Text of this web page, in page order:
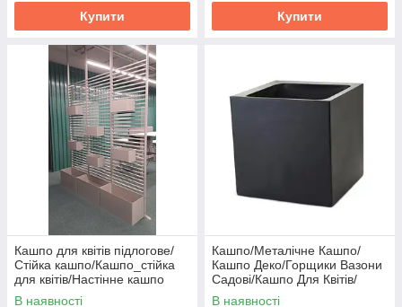
Купити Купити
Кашпо для квітів підлогове/
Стійка кашпо/Кашпо_стійка
для квітів/Настінне кашпо
В наявності
Кашпо/Металічне Кашпо/
Кашпо Деко/Горщики Вазони
Садові/Кашпо Для Квітів/
В наявності